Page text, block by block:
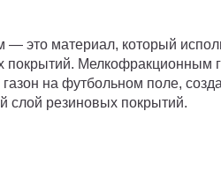
— это материал, который
покрытий. Мелкофракционным
на футбольном поле,
слой резиновых покрытий.